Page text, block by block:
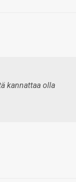
kannattaa olla